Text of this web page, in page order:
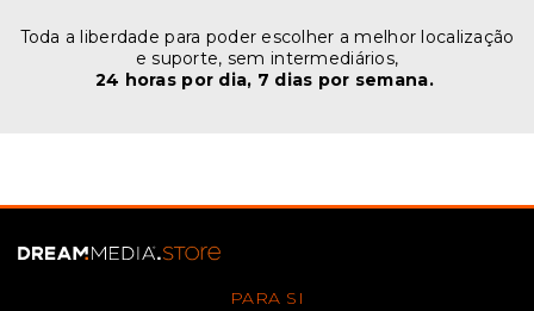
Toda a liberdade para poder escolher a melhor localização
e suporte, sem intermediários,
24 horas por dia, 7 dias por semana.
PARA SI